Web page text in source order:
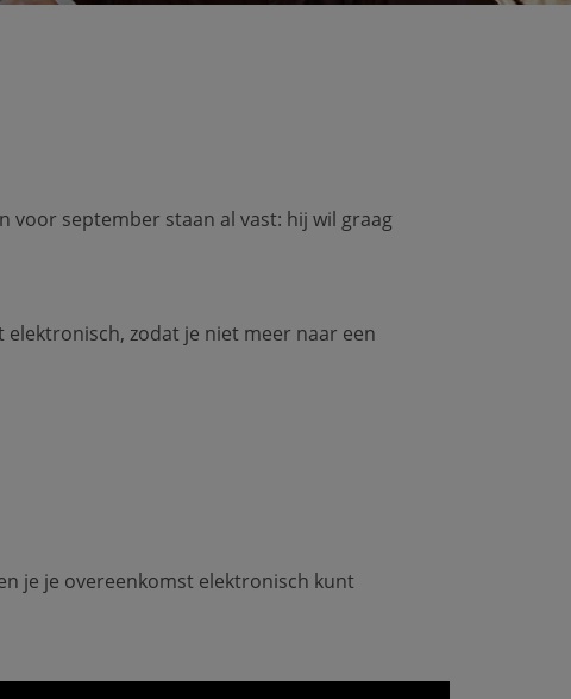
voor september staan al vast: hij wil graag
zodat je niet meer naar een
je je overeenkomst elektronisch kunt